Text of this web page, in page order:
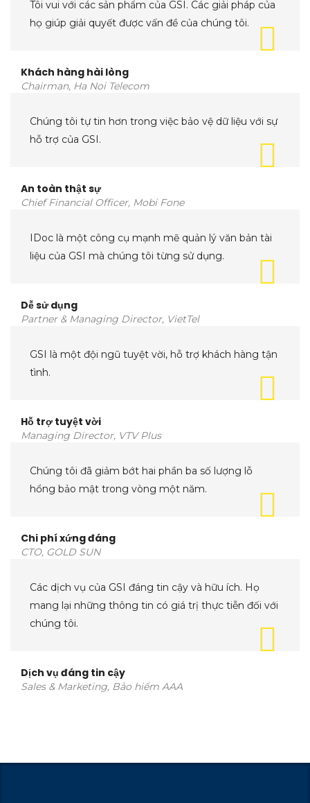
Tôi vui với các sản phẩm của GSI. Các giải pháp của
họ giúp giải quyết được vấn đề của chúng tôi.
Khách hàng hài lòng
Chairman, Ha Noi Telecom
Chúng tôi tự tin hơn trong việc bảo vệ dữ liệu với sự
hỗ trợ của GSI.
An toàn thật sự
Chief Financial Officer, Mobi Fone
IDoc là một công cụ mạnh mẽ quản lý văn bản tài
liệu của GSI mà chúng tôi từng sử dụng.
Dễ sử dụng
Partner & Managing Director, VietTel
GSI là một đội ngũ tuyệt vời, hỗ trợ khách hàng tận
tình.
Hỗ trợ tuyệt vời
Managing Director, VTV Plus
Chúng tôi đã giảm bớt hai phần ba số lượng lỗ
hổng bảo mật trong vòng một năm.
Chi phí xứng đáng
CTO, GOLD SUN
Các dịch vụ của GSI đáng tin cậy và hữu ích. Họ
mang lại những thông tin có giá trị thực tiễn đối với
chúng tôi.
Dịch vụ đáng tin cậy
Sales & Marketing, Bảo hiểm AAA